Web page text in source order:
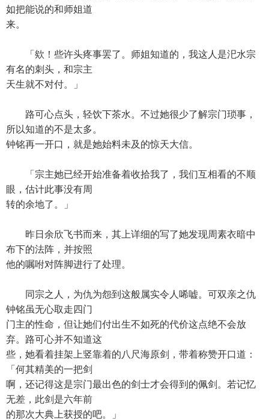
如把能说的和师姐道
来。
「欸！些许头疼事罢了。师姐知道的，我这人是汜水宗
有名的刺头，和宗主
天生就不对付。」
路可心点头，轻饮下茶水。不过她很少了解宗门琐事，
所以知道的不是太多。
钟铭再一开口，就是她始料未及的惊天大信。
「宗主她已经开始准备着收拾我了，我们互相看的不顺
眼，估计此事没有周
转的余地了。」
昨日余欣飞书而来，其上详细的写了她发现周素衣暗中
布下的法阵，并按照
他的嘱咐对阵脚进行了处理。
同宗之人，为仇为怨到这般属实令人唏嘘。可双亲之仇
钟铭虽无心取走四门
门主的性命，但让她们付出生不如死的代价这点绝不会放
弃。路可心并不知道这
些，她看着挂架上竖靠着的八尺海原剑，带着称赞开口道：
「何其精美的一把剑
啊，还记得这是宗门最出色的剑士才会得到的佩剑。若记忆
无差，此剑是六年前
的那次大典上获授的吧。」